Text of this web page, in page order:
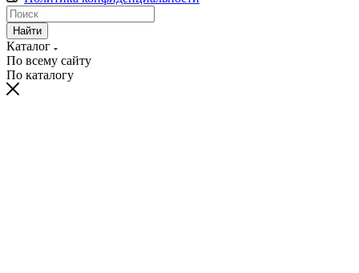
Найти
Каталог
По всему сайту
По каталогу